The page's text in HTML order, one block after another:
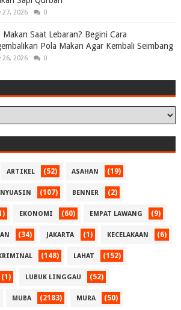
27, 2026 0
Makan Saat Lebaran? Begini Cara
Pola Makan Agar Kembali Seimbang
26, 2026 0
ARTIKEL (52) ASAHAN (19)
(107) BENNER (2)
EKONOMI (60) EMPAT LAWANG (9)
(34) JAKARTA (1) KECELAKAAN (6)
(148) LAHAT (152)
(1) LUBUK LINGGAU (52)
MUBA (2183) MURA (50)